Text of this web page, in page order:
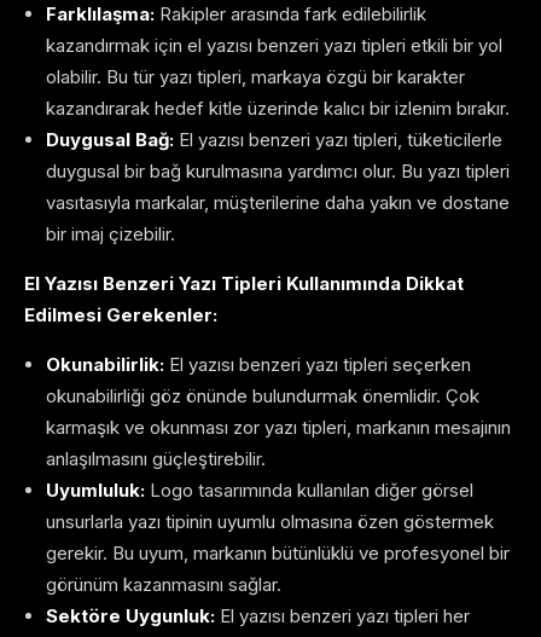
Farklılaşma: Rakipler arasında fark edilebilirlik
kazandırmak için el yazısı benzeri yazı tipleri etkili bir yol
olabilir. Bu tür yazı tipleri, markaya özgü bir karakter
kazandırarak hedef kitle üzerinde kalıcı bir izlenim bırakır.
Duygusal Bağ: El yazısı benzeri yazı tipleri, tüketicilerle
duygusal bir bağ kurulmasına yardımcı olur. Bu yazı tipleri
vasıtasıyla markalar, müşterilerine daha yakın ve dostane
bir imaj çizebilir.
El Yazısı Benzeri Yazı Tipleri Kullanımında Dikkat
Edilmesi Gerekenler:
Okunabilirlik: El yazısı benzeri yazı tipleri seçerken
okunabilirliği göz önünde bulundurmak önemlidir. Çok
karmaşık ve okunması zor yazı tipleri, markanın mesajının
anlaşılmasını güçleştirebilir.
Uyumluluk: Logo tasarımında kullanılan diğer görsel
unsurlarla yazı tipinin uyumlu olmasına özen göstermek
gerekir. Bu uyum, markanın bütünlüklü ve profesyonel bir
görünüm kazanmasını sağlar.
Sektöre Uygunluk: El yazısı benzeri yazı tipleri her